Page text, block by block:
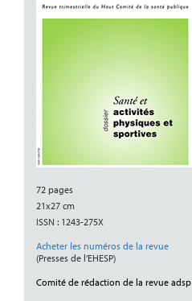
72 pages
21x27 cm
ISSN : 1243-275X
Acheter les numéros de la revue
(Presses de l’EHESP)
Comité de rédaction de la revue adsp